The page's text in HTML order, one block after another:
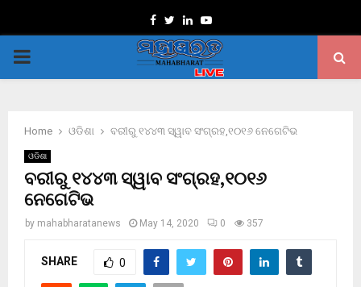
Facebook
TwitterLinkedinYoutube
PRIMARY
Home ଓଡିଶା ବରୀରୁ ୧୪୪୩ ସ୍ୱାବ ସଂଗ୍ରହ,୧୦୧୬ ନେଗେଟିଭ
ଓଡିଶା
ବରୀରୁ ୧୪୪୩ ସ୍ୱାବ ସଂଗ୍ରହ,୧୦୧୬
ନେଗେଟିଭ
by mahabharatanews May 14, 2020 0 357
SHARE 0